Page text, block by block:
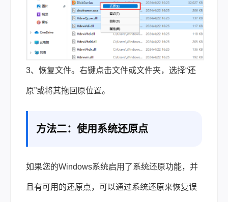
3、恢复文件。右键点击文件或文件夹，选择“还
原”或将其拖回原位置。
方法二：使用系统还原点
如果您的Windows系统启用了系统还原功能，并
且有可用的还原点，可以通过系统还原来恢复误